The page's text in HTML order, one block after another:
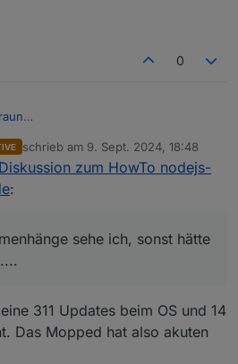
0
Backups....
dann mal um grafana.....
böse sein, es gibt halt Menschen
Motorrad und machen sich in der
Finger an Drehbank und alten
wenn du mal was in die
schrieb am 9. Sept. 2024, 18:48
zuletzt editiert von
Diskussion zum HowTo nodejs-
:
sehe ich, sonst hätte
311 Updates beim OS und 14
Das Mopped hat also akuten